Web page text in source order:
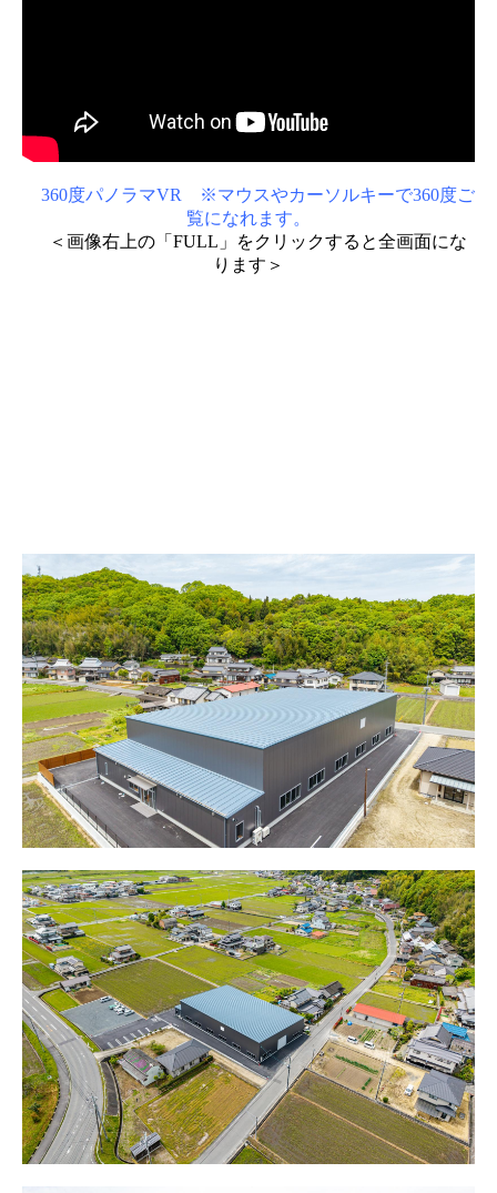
360度パノラマVR ※マウスやカーソルキーで360度ご
覧になれます。
＜画像右上の「FULL」をクリックすると全画面にな
ります＞